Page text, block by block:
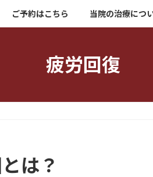
ご予約はこちら 当院の治療につ
疲労回復
は？